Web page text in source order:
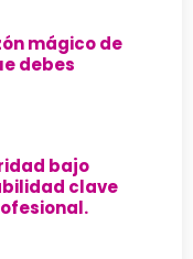
mágico de
debes
bajo
clave